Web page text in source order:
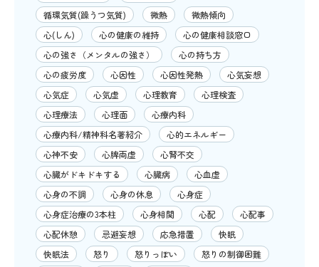
循環気質(躁うつ気質)
微熱
微熱傾向
心(しん)
心の健康の維持
心の健康相談窓口
心の強さ（メンタルの強さ）
心の持ち方
心の疲労度
心因性 心因性発熱
心気妄想
心気症
心気虚 心理教育
心理検査
心理療法
心理面
心療内科
心療内科/精神科名著紹介
心的エネルギー
心神不安
心脾両虚
心腎不交
心臓がドキドキする
心臓病
心血虚
心身の不調
心身の休息
心身症
心身症治療の3本柱
心身相関 心配
心配事
心配休憩
忌避妄想 応急措置
快眠
快眠法
怒り 怒りっぽい
怒りの制御困難